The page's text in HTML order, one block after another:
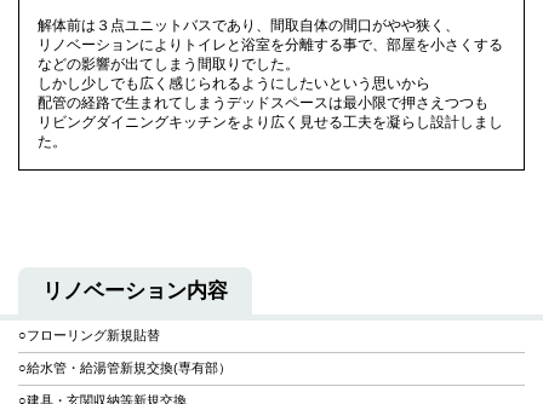
解体前は３点ユニットバスであり、間取自体の間口がやや狭く、
リノベーションによりトイレと浴室を分離する事で、部屋を小さくする
などの影響が出てしまう間取りでした。
しかし少しでも広く感じられるようにしたいという思いから
配管の経路で生まれてしまうデッドスペースは最小限で押さえつつも
リビングダイニングキッチンをより広く見せる工夫を凝らし設計しまし
た。
リノベーション内容
○フローリング新規貼替
○給水管・給湯管新規交換(専有部）
○建具・玄関収納等新規交換